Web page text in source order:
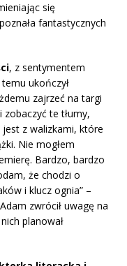
się
fantastycznych
, z sentymentem
ukończył
zajrzeć na targi
te tłumy,
z walizkami, które
Nie mogłem
Bardzo, bardzo
że chodzi o
i klucz ognia” –
zwrócił uwagę na
planował